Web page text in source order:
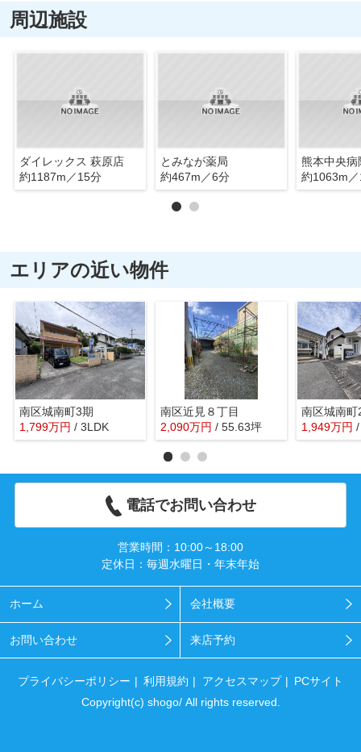
周辺施設
ダイレックス 萩原店
約1187m／15分
とみなが薬局
約467m／6分
熊本中央病
約1063m
エリアの近い物件
南区城南町3期
1,799万円 / 3LDK
南区近見８丁目
2,090万円 / 55.63坪
南区城南町
1,949万円
電話でお問い合わせ
営業時間：10:00～18:00
定休日：毎週水曜日・年末年始
ホーム 会社概要
お問い合わせ 来店予約
プライバシーポリシー 利用規約 アクセスマップ
PCサイト
Copyright(c) shogo/ All rights reserved.